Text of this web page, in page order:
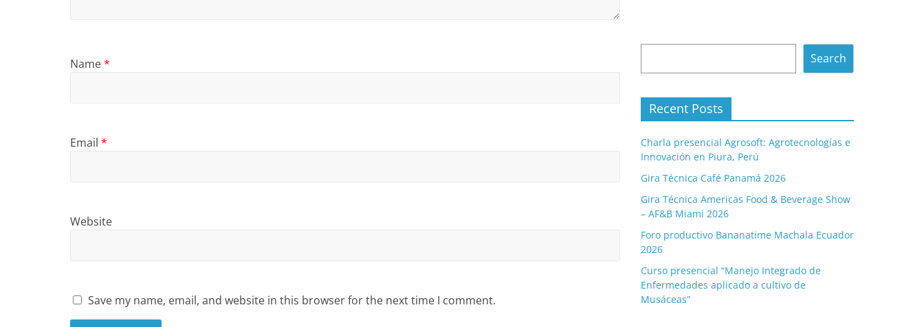
Name*
Email *
Website
Save my name, email, and website in this browser for the next time I comment.
Search
Recent Posts
Charla presencial Agrosoft: Agrotecnologías e
Innovación en Piura, Perú
Gira Técnica Café Panamá 2026
Gira Técnica Americas Food & Beverage Show
– AF&B Miami 2026
Foro productivo Bananatime Machala Ecuador
2026
Curso presencial “Manejo Integrado de
Enfermedades aplicado a cultivo de
Musáceas”